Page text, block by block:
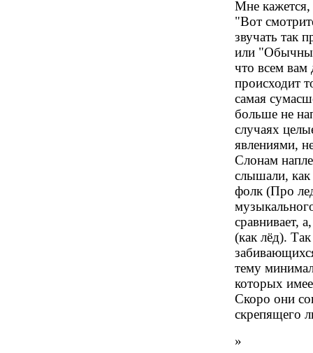
Мне кажется,
"Вот
звучать так
или
что всем вам
происходит
самая
больше не
случаях
явлениями,
Слонам
слышали,
фолк (Про
сравнивает,
(как лёд).
тему
которых
Скоро они
скрепящего
»